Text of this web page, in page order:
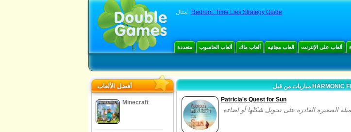
مثال: Redrum: Time Lies Strategy Guide
متعددة ألعاب الحاسوب ألعاب ماك العاب مجانيه ألعاب على الإنترنت
أفضل الألعاب
Minecraft
Patricia's Quest for Sun